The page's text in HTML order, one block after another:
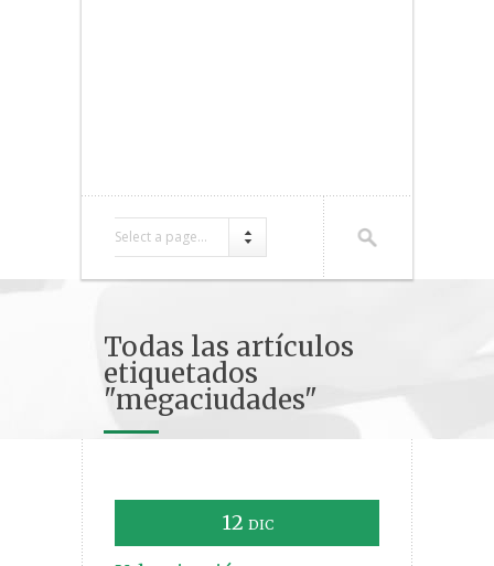
Select a page...
Todas las artículos
etiquetados
"megaciudades"
12 DIC